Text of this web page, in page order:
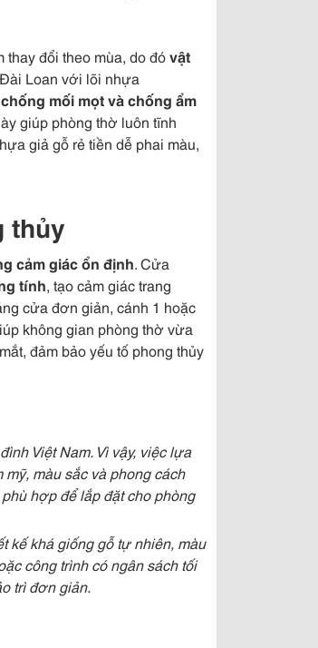
đổi theo mùa, do đóvật
Loan với lõi nhựa
mối mọt và chống ẩm
giúp phòng thờ luôn tĩnh
giả gỗ rẻ tiền dễ phai màu,
thủy
cảm giác ổn định. Cửa
tính, tạo cảm giác trang
cửa đơn giản, cánh 1 hoặc
không gian phòng thờ vừa
đảm bảo yếu tố phong thủy
Việt Nam. Vì vậy, việc lựa
màu sắc và phong cách
hợp để lắp đặt cho phòng
kế khá giống gỗ tự nhiên, màu
công trình có ngân sách tối
trì đơn giản.